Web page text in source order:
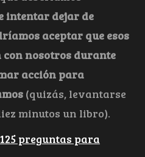
intentar dejar de
aceptar que esos
nosotros durante
acción para
(quizás, levantarse
minutos un libro).
preguntas para